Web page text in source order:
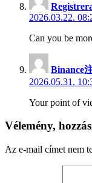
2026.03.22.
Can you be
Binance
2026.05.31.
Your point of
Vélemény,
Az e-mail címet nem